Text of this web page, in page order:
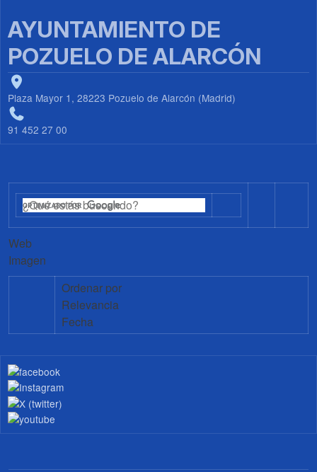
AYUNTAMIENTO DE
POZUELO DE ALARCÓN
Plaza Mayor 1, 28223 Pozuelo de Alarcón (Madrid)
91 452 27 00
Web
Imagen
Ordenar por
Relevancia
Fecha